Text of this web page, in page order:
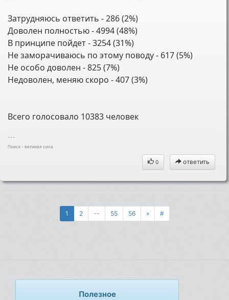
Затрудняюсь ответить - 286 (2%)
Доволен полностью - 4994 (48%)
В принципе пойдет - 3254 (31%)
Не заморачиваюсь по этому поводу - 617 (5%)
Не особо доволен - 825 (7%)
Недоволен, меняю скоро - 407 (3%)
Всего голосовало 10383 человек
---
Поиск - великая сила
0 ответить
1 2 -- 55 56 » #
Полезное